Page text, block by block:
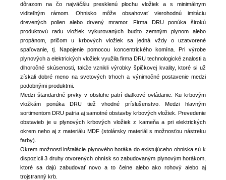
dôrazom na čo najväčšiu presklenú plochu vložiek a s minimálnym
viditeľným rámom. Ohnisko môže obsahovať vierohodnú imitáciu
drevených polien alebo drvený mramor. Firma DRU ponúka širokú
produktovú radu vložiek vykurovaných buďto zemným plynom alebo
propánom, pričom u krbových vložiek sa jedná vždy o uzatvorené
spaľovanie, tj. Napojenie pomocou koncentrického komína. Pri výrobe
plynových a elektrických vložiek využila firma DRU technologické znalosti a
dlhoročné skúsenosti, takže vznikli výrobky špičkovej kvality, ktoré si už
získali dobré meno na svetových trhoch a výnimočné postavenie medzi
podobnými produktmi.
Medzi štandardné prvky v obsluhe patrí diaľkové ovládanie. Ku krbovým
vložkám ponúka DRU tiež vhodné príslušenstvo. Medzi hlavným
sortimentom DRU patria aj samotné obstavby krbových vložiek. Prevedenie
obstavieb je u plynových krbových vložiek z kameňa a pri elektrických
okrem neho aj z materiálu MDF (stolársky materiál s možnosťou nástreku
farby).
Okrem možnosti inštalácie plynového horáka do existujúceho ohniska sú k
dispozícii 3 druhy otvorených ohnísk so zabudovaným plynovým horákom,
ktoré sa dajú zabudovať novo a to čelne alebo ako rohový alebo aj
trojstranný krb.